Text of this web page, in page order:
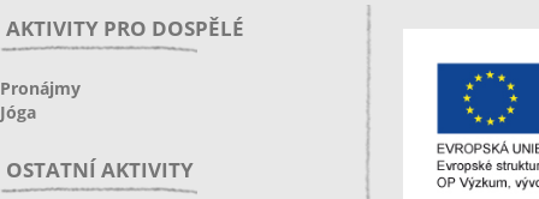
AKTIVITY PRO DOSPĚLÉ
Pronájmy
Jóga
OSTATNÍ AKTIVITY